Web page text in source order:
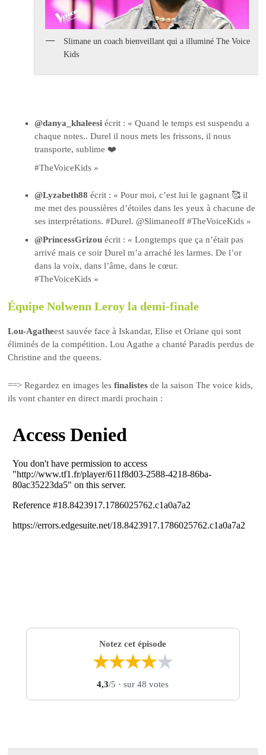
Slimane un coach bienveillant qui a illuminé The Voice
Kids
@danya_khaleesi écrit : « Quand le temps est suspendu a
chaque notes.. Durel il nous mets les frissons, il nous
transporte, sublime ❤️
#TheVoiceKids »
@Lyzabeth88 écrit : « Pour moi, c’est lui le gagnant 🥰 il
me met des poussières d’étoiles dans les yeux à chacune de
ses interprétations. #Durel. @Slimaneoff #TheVoiceKids »
@PrincessGrizou écrit : « Longtemps que ça n’était pas
arrivé mais ce soir Durel m’a arraché les larmes. De l’or
dans la voix, dans l’âme, dans le cœur.
#TheVoiceKids »
Équipe Nolwenn Leroy la demi-finale
Lou-Agatheest sauvée face à Iskandar, Elise et Oriane qui sont
éliminés de la compétition. Lou Agathe a chanté Paradis perdus de
Christine and the queens.
==> Regardez en images lesfinalistesde la saison The voice kids,
ils vont chanter en direct mardi prochain :
Notez cet épisode
★★★★★
4,3/5 · sur 48 votes